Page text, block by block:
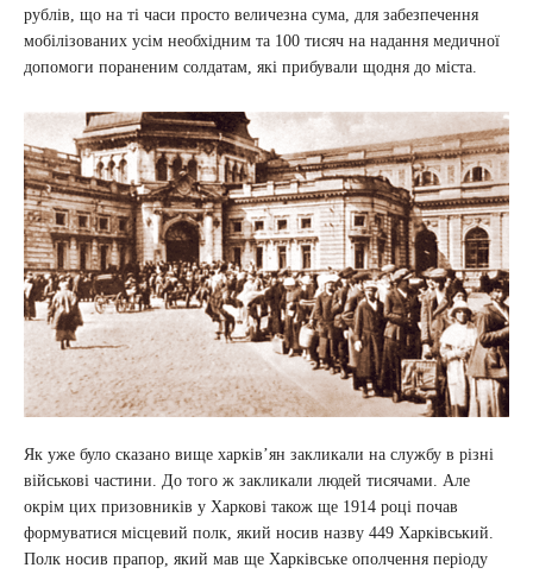
рублів, що на ті часи просто величезна сума, для забезпечення
мобілізованих усім необхідним та 100 тисяч на надання медичної
допомоги пораненим солдатам, які прибували щодня до міста.
Як уже було сказано вище харків’ян закликали на службу в різні
військові частини. До того ж закликали людей тисячами. Але
окрім цих призовників у Харкові також ще 1914 році почав
формуватися місцевий полк, який носив назву 449 Харківський.
Полк носив прапор, який мав ще Харківське ополчення періоду